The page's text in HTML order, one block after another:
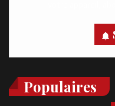
Populaires